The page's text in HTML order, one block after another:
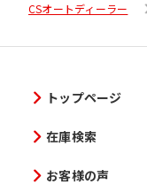
CSオートディーラー
トップページ
在庫検索
お客様の声